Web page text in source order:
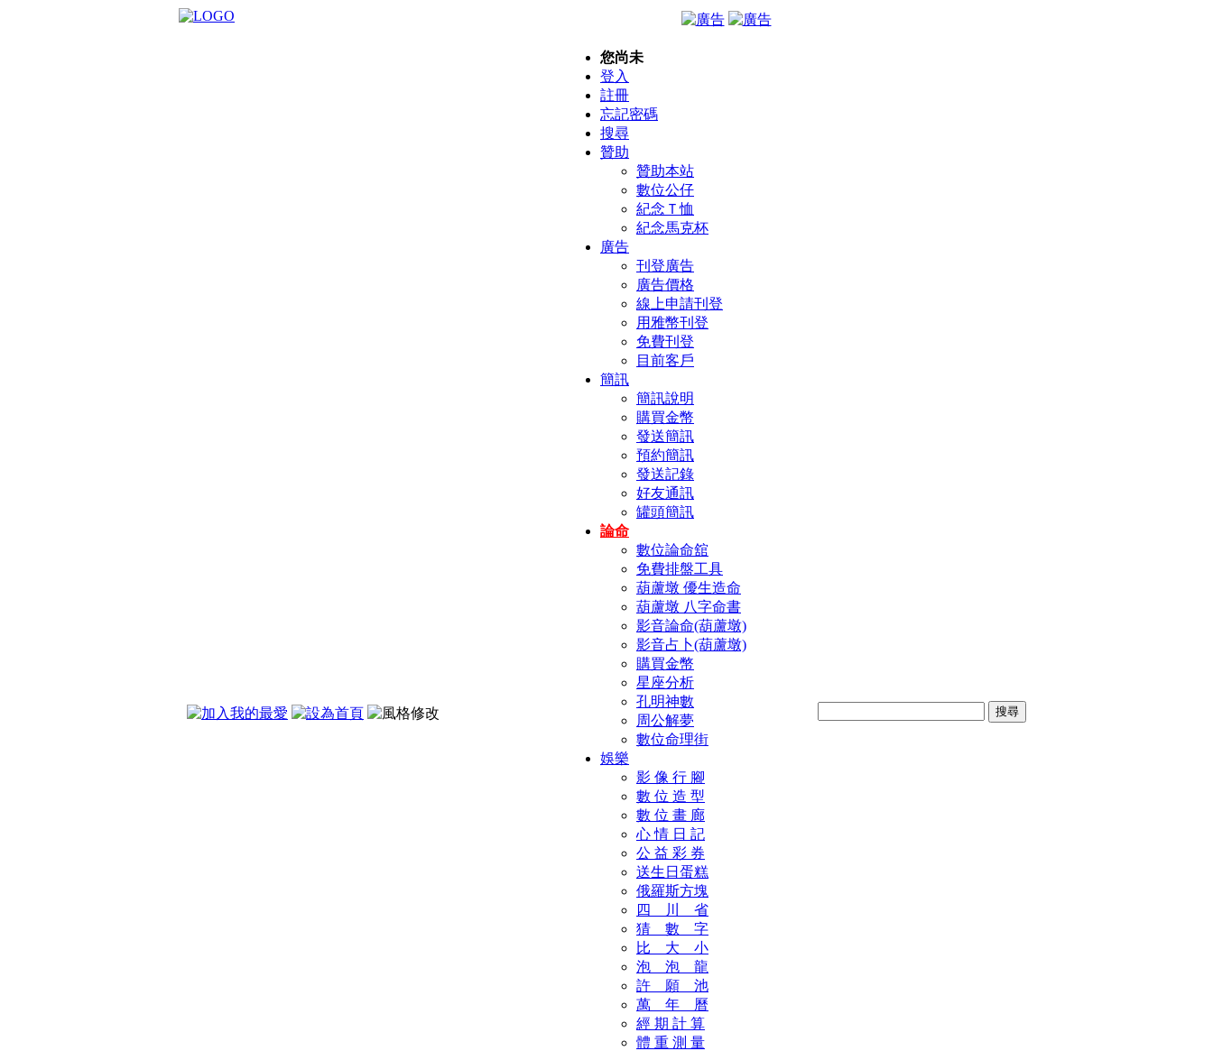
您尚未
登入
註冊
忘記密碼
搜尋
贊助
贊助本站
數位公仔
紀念Ｔ恤
紀念馬克杯
廣告
刊登廣告
廣告價格
線上申請刊登
用雅幣刊登
免費刊登
目前客戶
簡訊
簡訊說明
購買金幣
發送簡訊
預約簡訊
發送記錄
好友通訊
罐頭簡訊
論命
數位論命舘
免費排盤工具
葫蘆墩 優生造命
葫蘆墩 八字命書
影音論命(葫蘆墩)
影音占卜(葫蘆墩)
購買金幣
星座分析
孔明神數
周公解夢
數位命理街
娛樂
影 像 行 腳
數 位 造 型
數 位 畫 廊
心 情 日 記
公 益 彩 券
送生日蛋糕
俄羅斯方塊
四 川 省
猜 數 字
比 大 小
泡 泡 龍
許 願 池
萬 年 曆
經 期 計 算
體 重 測 量